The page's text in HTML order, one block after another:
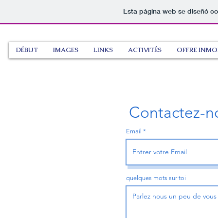
Esta página web se diseñó
DÉBUT IMAGES LINKS ACTIVITÉS OFFRE
Contactez-
Email
quelques mots sur toi